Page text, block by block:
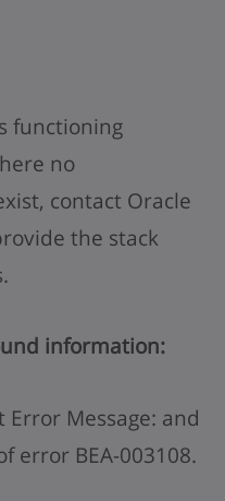
functioning
no
contact Oracle
the stack
information:
Error Message: and
error BEA-003108.